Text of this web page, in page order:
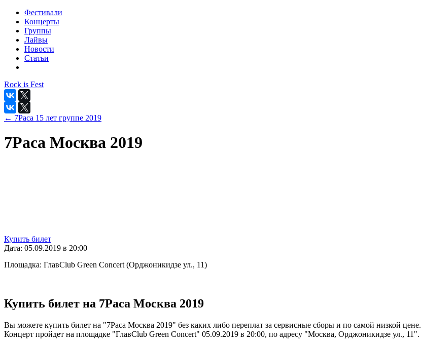
Фестивали
Концерты
Группы
Лайвы
Новости
Статьи
Rock is Fest
← 7Раса 15 лет группе 2019
7Раса Москва 2019
Купить билет
Дата: 05.09.2019 в 20:00
Площадка: ГлавClub Green Concert (Орджоникидзе ул., 11)
Купить билет на 7Раса Москва 2019
Вы можете купить билет на "7Раса Москва 2019" без каких либо переплат за сервисные сборы и по самой низкой цене.
Концерт пройдет на площадке "ГлавClub Green Concert" 05.09.2019 в 20:00, по адресу "Москва, Орджоникидзе ул., 11".